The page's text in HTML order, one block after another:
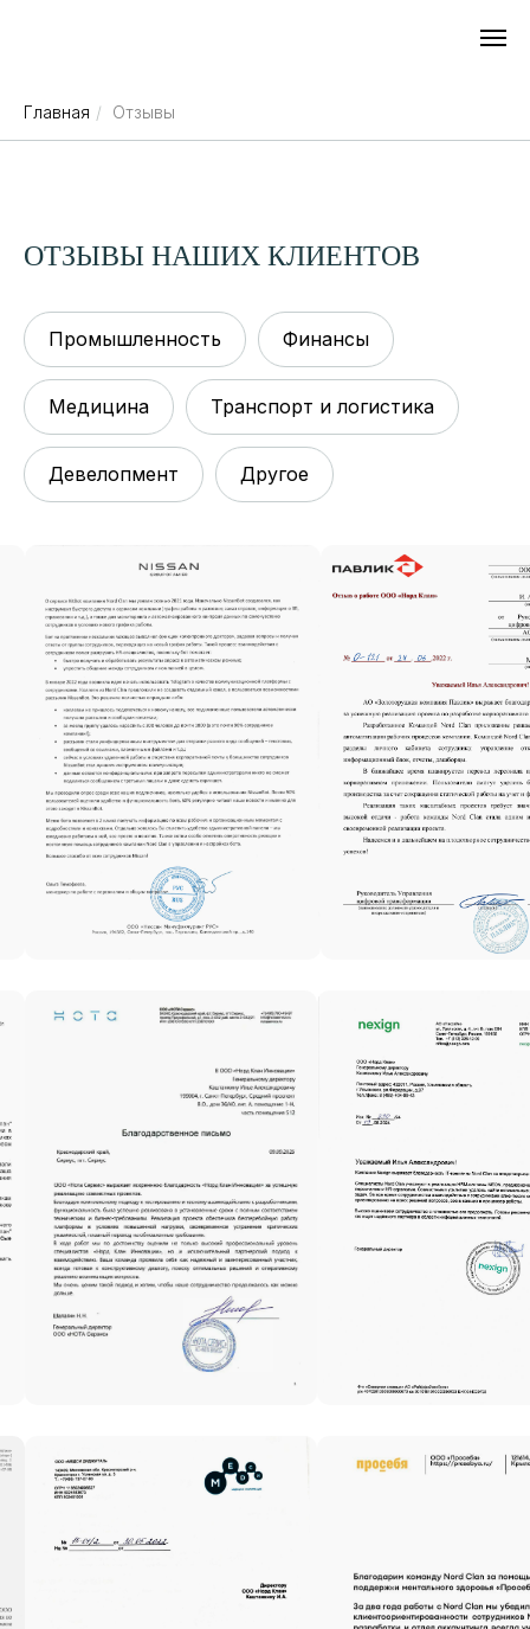
Главная / Отзывы
ОТЗЫВЫ НАШИХ КЛИЕНТОВ
Промышленность Финансы
Медицина Транспорт и логистика
Девелопмент Другое